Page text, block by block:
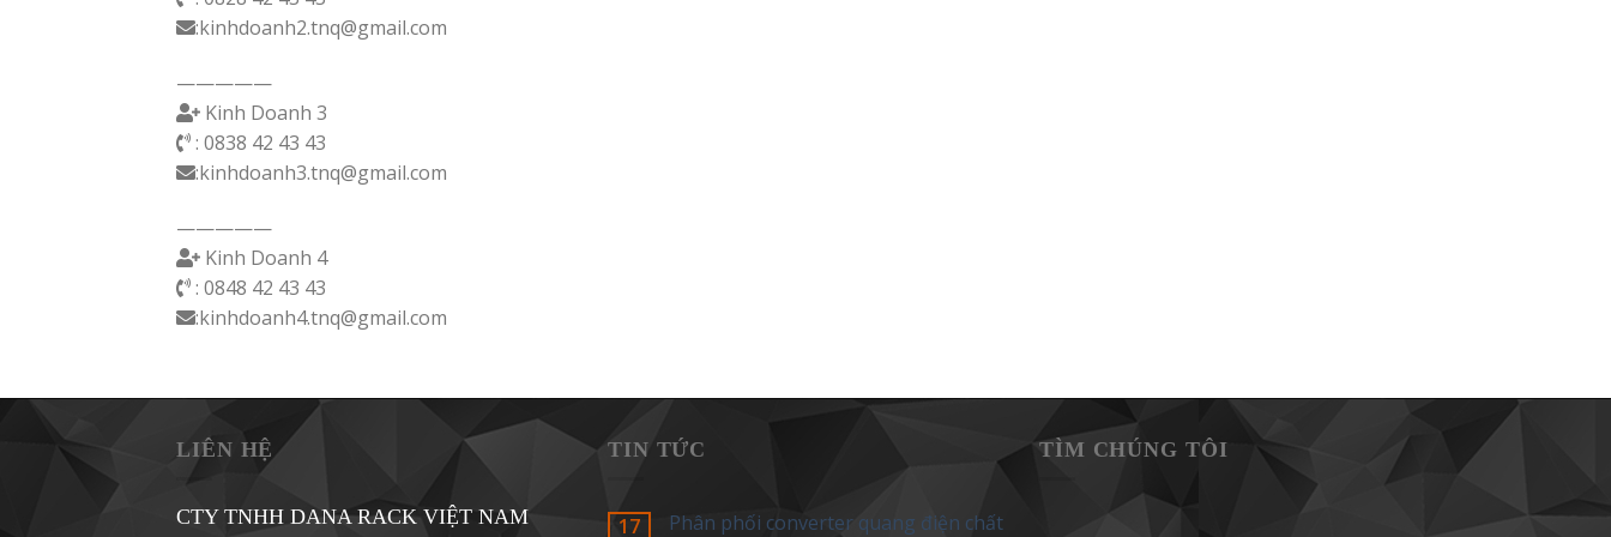
:kinhdoanh2.tnq@gmail.com
—————
Kinh Doanh 3
: 0838 42 43 43
:kinhdoanh3.tnq@gmail.com
—————
Kinh Doanh 4
: 0848 42 43 43
:kinhdoanh4.tnq@gmail.com
LIÊN HỆ
CTY TNHH DANA RACK VIỆT NAM
TIN TỨC
17
Phân phối converter quang điện chất
TÌM CHÚNG TÔI